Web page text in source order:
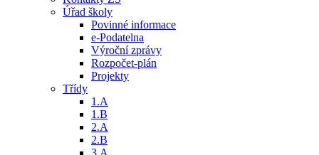
Úřad školy
Povinné informace
e-Podatelna
Výroční zprávy
Rozpočet-plán
Projekty
Třídy
1.A
1.B
2.A
2.B
3.A